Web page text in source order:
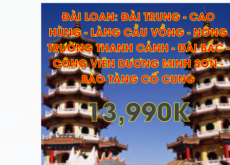
ĐÀI LOAN: ĐÀI TRUNG - CAO
HÙNG - LÀNG CẦU VỒNG - NÔNG
TRƯỜNG THANH CẢNH - ĐÀI BẮC -
CÔNG VIÊN DƯƠNG MINH SƠN -
BẢO TÀNG CỐ CUNG
13,990K